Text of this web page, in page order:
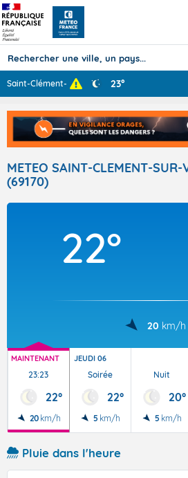
TOUS LES
Saint-Clément-s... 23°
METEO SAINT-CLEMENT-SUR-
(69170)
22°
20 km/h
MAINTENANT
23:23
22°
20 km/h
JEUDI 06
Soirée
22°
5 km/h
Nuit
20°
5 km/h
Pluie dans l'heure